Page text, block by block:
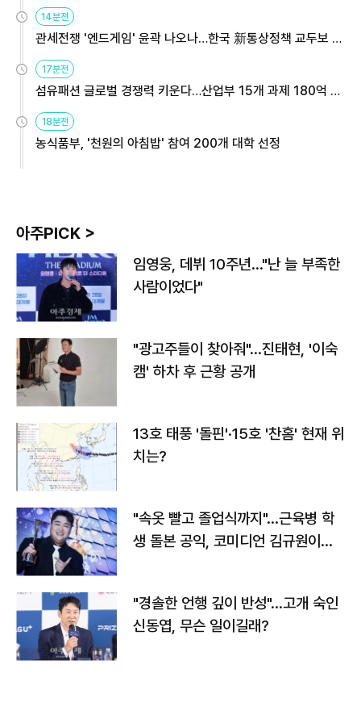
14분전
관세전쟁 '엔드게임' 윤곽 나오나…한국 新통상정책 교두보 활
용해야
17분전
섬유패션 글로벌 경쟁력 키운다…산업부 15개 과제 180억 지
원
18분전
농식품부, '천원의 아침밥' 참여 200개 대학 선정
아주PICK >
임영웅, 데뷔 10주년…"난 늘 부족한
사람이었다"
"광고주들이 찾아줘"…진태현, '이숙
캠' 하차 후 근황 공개
13호 태풍 '돌핀'·15호 '찬홈' 현재 위
치는?
"속옷 빨고 졸업식까지"…근육병 학
생 돌본 공익, 코미디언 김규원이었
"경솔한 언행 깊이 반성"…고개 숙인
신동엽, 무슨 일이길래?